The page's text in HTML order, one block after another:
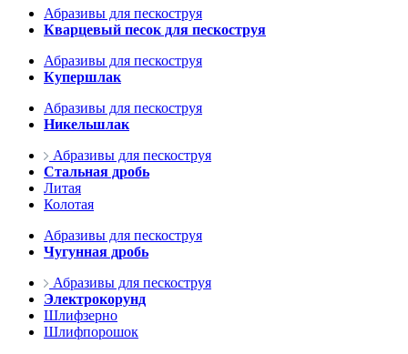
Абразивы для пескоструя
Кварцевый песок для пескоструя
Абразивы для пескоструя
Купершлак
Абразивы для пескоструя
Никельшлак
Абразивы для пескоструя
Стальная дробь
Литая
Колотая
Абразивы для пескоструя
Чугунная дробь
Абразивы для пескоструя
Электрокорунд
Шлифзерно
Шлифпорошок